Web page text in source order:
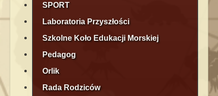
SPORT
Laboratoria Przyszłości
Szkolne Koło Edukacji Morskiej
Pedagog
Orlik
Rada Rodziców